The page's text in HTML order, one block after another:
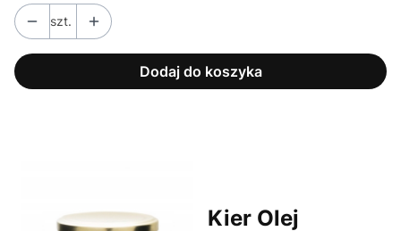
szt.
Dodaj do koszyka
Kier Olej